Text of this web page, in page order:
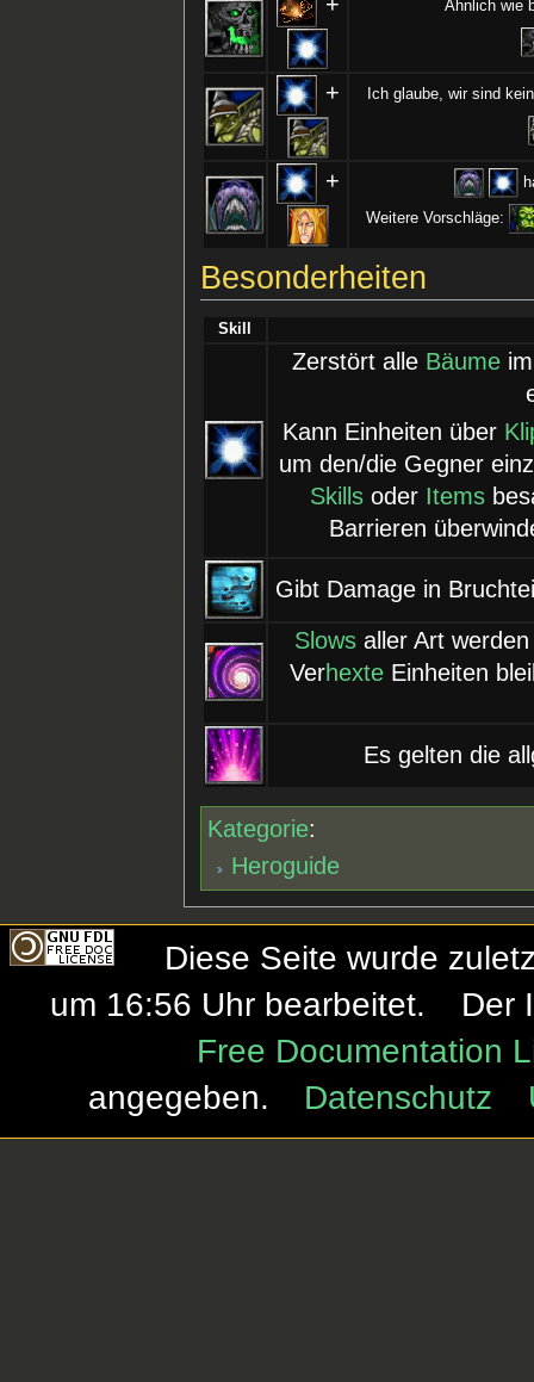
Ähnlich wie
+ Ich glaube, wir sind
+
Weitere Vorschläge:
Besonderheiten
Skill
Zerstört alle Bäume
Kann Einheiten über
um den/die Gegner
Skills oder Items
Barrieren
Gibt Damage in
Slows aller Art
VerhexteEinheiten
Es gelten die
Kategorie:
Heroguide
Diese Seite wurde
um 16:56 Uhr bearbeitet.
Der
Free Documentation
angegeben.
Datenschutz